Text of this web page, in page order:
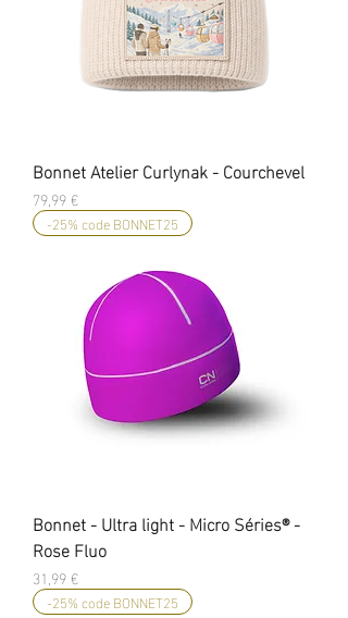
Bonnet Atelier Curlynak - Courchevel
Prix
79,99 €
-25% code BONNET25
Bonnet - Ultra light - Micro Séries® -
Rose Fluo
Prix
31,99 €
-25% code BONNET25